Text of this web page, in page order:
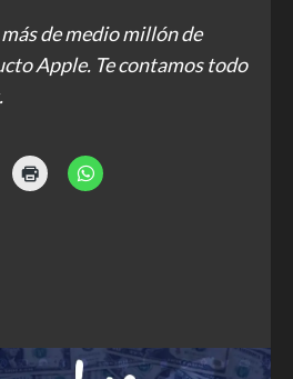
de medio millón de
Apple. Te contamos todo